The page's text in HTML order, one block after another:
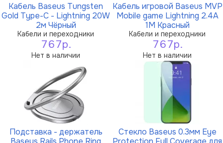
Кабель Baseus Tungsten
Gold Type-C - Lightning 20W
2м Чёрный
Кабели и переходники
767р.
Нет в наличии
Кабель игровой Baseus MVP
Mobile game Lightning 2.4A
1M Красный
Кабели и переходники
767р.
Нет в наличии
Подставка - держатель
Стекло Baseus 0.3мм Eye